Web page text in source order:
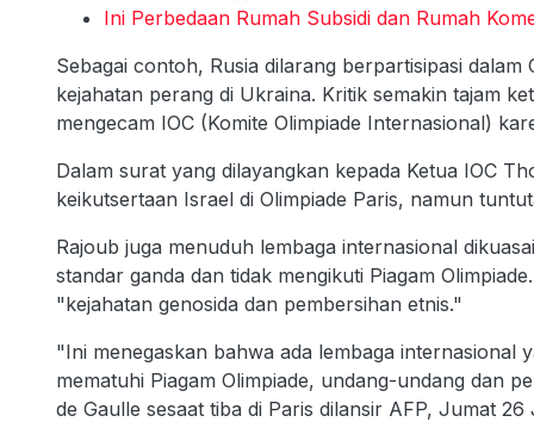
Ini Perbedaan Rumah Subsidi dan Rumah
Sebagai contoh, Rusia dilarang berpartisipasi
kejahatan perang di Ukraina. Kritik semakin tajam
mengecam IOC (Komite Olimpiade Internasional)
Dalam surat yang dilayangkan kepada Ketua IOC
keikutsertaan Israel di Olimpiade Paris, namun
Rajoub juga menuduh lembaga internasional
standar ganda dan tidak mengikuti Piagam
"kejahatan genosida dan pembersihan etnis."
"Ini menegaskan bahwa ada lembaga internasional
mematuhi Piagam Olimpiade, undang-undang dan
de Gaulle sesaat tiba di Paris dilansir AFP, Jumat 26